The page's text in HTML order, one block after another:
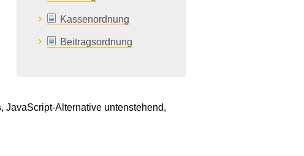
Kassenordnung
Beitragsordnung
JavaScript-Alternative untenstehend,